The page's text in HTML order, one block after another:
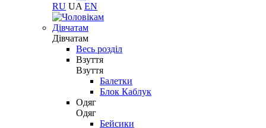
RU UA EN
Дівчатам
Дівчатам
Весь розділ
Взуття
Взуття
Балетки
Блок Каблук
Одяг
Одяг
Бейсики